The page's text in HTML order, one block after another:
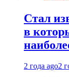
Стал
в
2 года ago2